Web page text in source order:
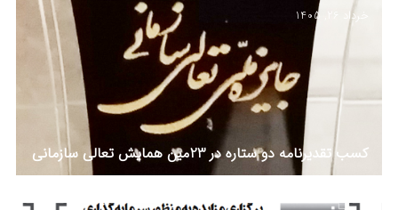
خرداد 26, 1405
کسب تقدیرنامه دو ستاره در 23مین همایش تعالی سازمانی